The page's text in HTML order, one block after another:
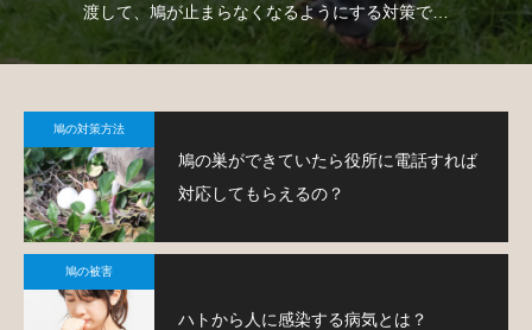
渡して、鳩が止まらなくなるようにする対策で
す。
鳩の対策方法
鳩の巣ができていたら役所に電話すれば
対応してもらえるの？
鳩の被害
ハトから人に感染する病気とは？